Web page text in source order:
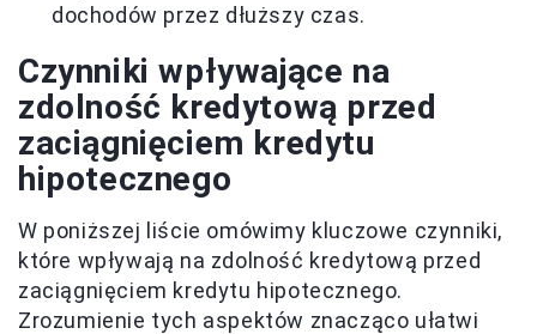
dochodów przez dłuższy czas.
Czynniki wpływające na
zdolność kredytową przed
zaciągnięciem kredytu
hipotecznego
W poniższej liście omówimy kluczowe czynniki,
które wpływają na zdolność kredytową przed
zaciągnięciem kredytu hipotecznego.
Zrozumienie tych aspektów znacząco ułatwi